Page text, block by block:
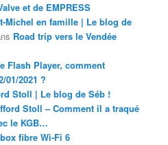
et de EMPRESS
Michel en famille | Le blog de
Road trip vers le Vendée
Flash Player, comment
01/2021 ?
Stoll | Le blog de Séb !
Stoll – Comment il a traqué
le KGB…
fibre Wi-Fi 6